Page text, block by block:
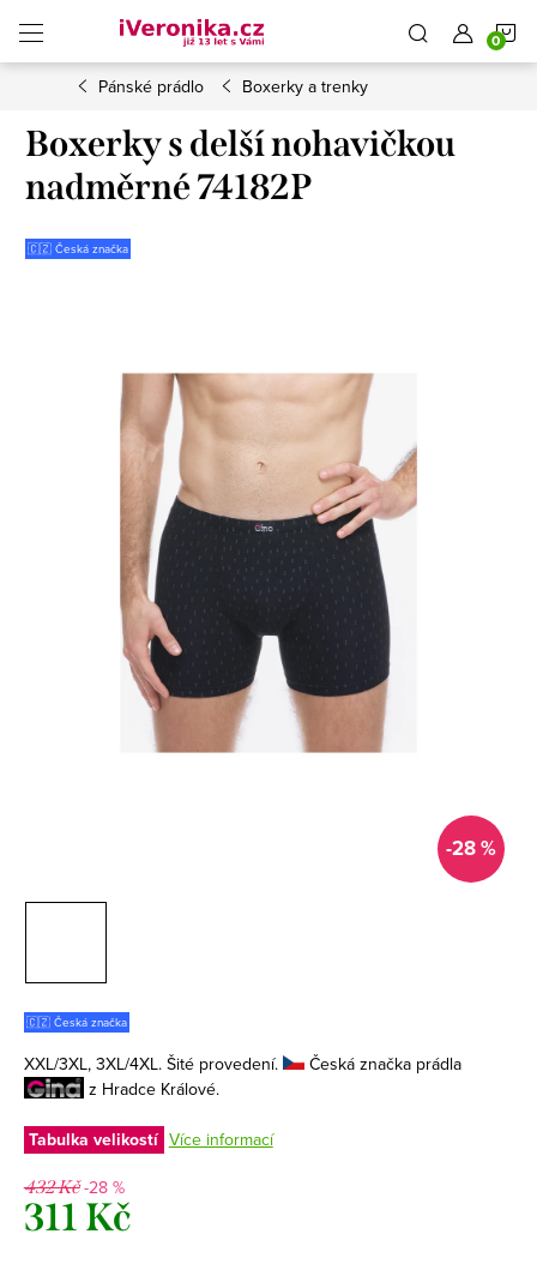
obsah
Pánské prádlo Boxerky a trenky
Boxerky s delší nohavičkou
nadměrné 74182P
🇨🇿 Česká značka
-28 %
🇨🇿 Česká značka
XXL/3XL, 3XL/4XL. Šité provedení.
Česká značka prádla
z Hradce Králové.
Tabulka velikostí Více informací
432 Kč-28 %
311 Kč